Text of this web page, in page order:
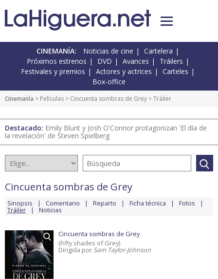
CINEMANÍA: Noticias de cine
Cartelera
Próximos estrenos
DVD Avances
Tráilers
Festivales y premios
Actores y actrices
Carteles
Box-office
Cinemanía > Películas > Cincuenta sombras de Grey > Tráiler
Destacado: Emily Blunt y Josh O'Connor protagonizan 'El día de
la revelación' de Steven Spielberg
Cincuenta sombras de Grey
Sinopsis Comentario Reparto Ficha técnica Fotos
Tráiler Noticias
Cincuenta sombras de Grey
(Fifty shades of Grey)
Dirigida por Sam Taylor-Johnson